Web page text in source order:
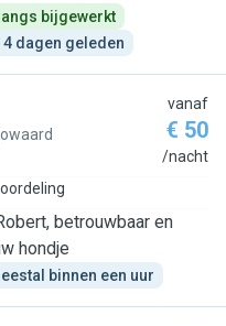
bijgewerkt
4 dagen geleden
vanaf
€ 50
/nacht
betrouwbaar en
hondje
binnen een uur